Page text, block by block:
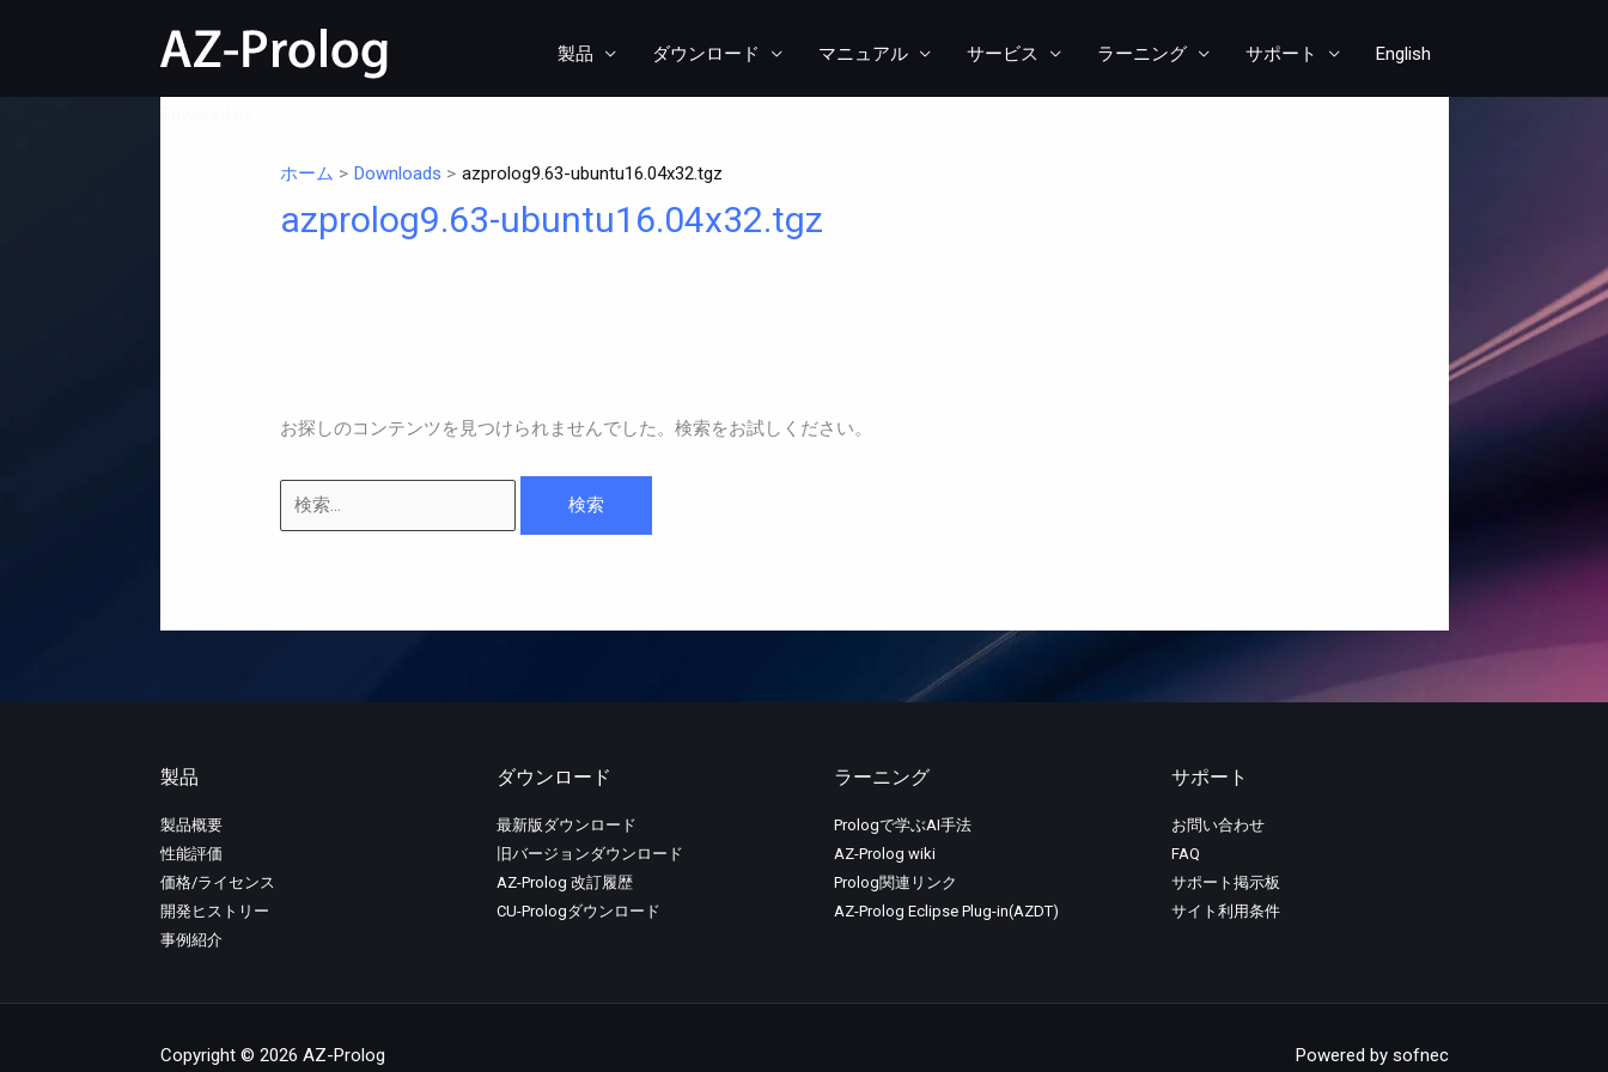
製品 ダウンロード マニュアル サービス ラーニング サポート English
ホーム Downloads azprolog9.63-ubuntu16.04x32.tgz
azprolog9.63-ubuntu16.04x32.tgz
お探しのコンテンツを見つけられませんでした。検索をお試しください。
象:
製品
製品概要
性能評価
価格/ライセンス
開発ヒストリー
事例紹介
ダウンロード
最新版ダウンロード
旧バージョンダウンロード
AZ-Prolog 改訂履歴
CU-Prologダウンロード
ラーニング
Prologで学ぶAI手法
AZ-Prolog wiki
Prolog関連リンク
AZ-Prolog Eclipse Plug-in(AZDT)
サポート
お問い合わせ
FAQ
サポート掲示板
サイト利用条件
Copyright © 2026 AZ-Prolog Powered by sofnec